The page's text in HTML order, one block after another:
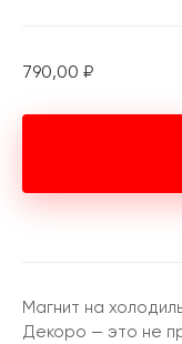
790,00 ₽
Магнит на
Декоро — это не